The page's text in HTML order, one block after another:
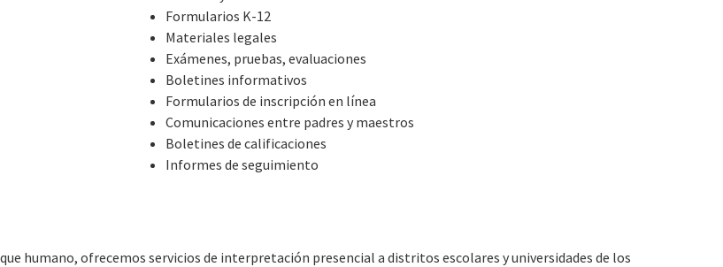
Formularios K-12
Materiales legales
Exámenes, pruebas, evaluaciones
Boletines informativos
Formularios de inscripción en línea
Comunicaciones entre padres y maestros
Boletines de calificaciones
Informes de seguimiento
humano, ofrecemos servicios de interpretación presencial a distritos escolares y universidades de los